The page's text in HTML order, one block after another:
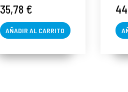
Corporelle -
Selvert Thermal ®
35,78 €
AÑADIR AL CARRITO